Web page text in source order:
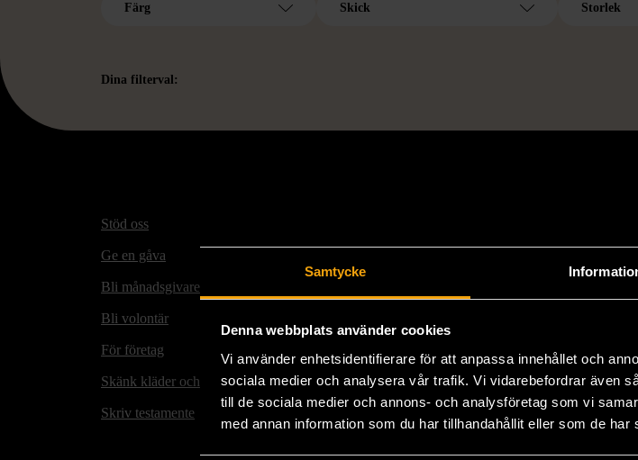
Samtycke
Denna webbplats använder cookies
Vi använder enhetsidentifierare för att anpassa innehållet och
sociala medier och analysera vår trafik. Vi vidarebefordrar även
till de sociala medier och annons- och analysföretag som vi
med annan information som du har tillhandahållit eller som de
Färg Skick Storlek
Dina filterval:
Stöd oss
Ge en gåva
Bli månadsgivare
Bli volontär
För företag
Skänk kläder och prylar
Skriv testamente
Rusta och matcha
Stockholms Stadsmissions